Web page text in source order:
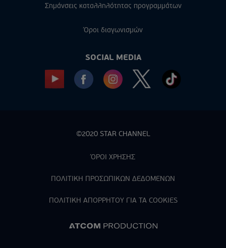
Σημάνσεις καταλληλότητας προγραμμάτων
Όροι διαγωνισμών
SOCIAL MEDIA
©2020 STAR CHANNEL
ΌΡΟΙ ΧΡΗΣΗΣ
ΠΟΛΙΤΙΚΗ ΠΡΟΣΩΠΙΚΩΝ ΔΕΔΟΜΕΝΩΝ
ΠΟΛΙΤΙΚΗ ΑΠΟΡPΗΤΟΥ ΓΙΑ ΤΑ COOKIES